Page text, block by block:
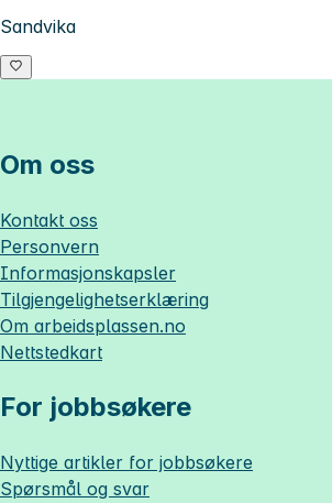
Sandvika
Om oss
Kontakt oss
Personvern
Informasjonskapsler
Tilgjengelighetserklæring
Om arbeidsplassen.no
Nettstedkart
For jobbsøkere
Nyttige artikler for jobbsøkere
Spørsmål og svar